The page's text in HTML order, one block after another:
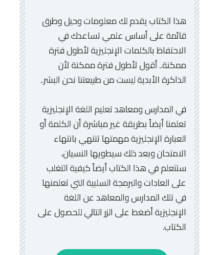
هذا الكتاب يقدم لك معلومات وحيل وطرق
قائمة على أساس علمي تساعدك في
الاحتفاظ بالكلمات الإنجليزية لأطول فترة
ممكنة.. أقول لأطول فترة ممكنة لأن
الذاكرة الأبدية ليست من طبيعتنا نحن البشر..
في المدارس ومعاهد تعليم اللغة الإنجليزية
تعلمنا أيضاً بطريقة غير مباشرة أن الكلمة أو
العبارة الإنجليزية مهمتها تنتهي بانتهاء
الامتحان وبعد ذلك سيطويها النسيان،
سنتعلم في هذا الكتاب أيضاً كيفية التغلب
على العادات والبرمجة السلبية التي تعلمنها
في تلك المدارس والمعاهد عن اللغة
الإنجليزية أضغط على الزر التالي للحصول على
الكتاب.